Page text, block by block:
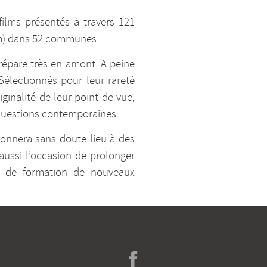
présentés à travers 121
dans 52 communes.
très en amont. A peine
pour leur rareté
de leur point de vue,
contemporaines.
sans doute lieu à des
l’occasion de prolonger
formation de nouveaux